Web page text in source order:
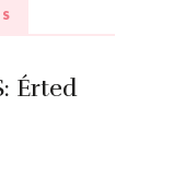
Érted